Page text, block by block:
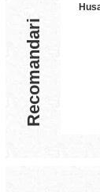
Recomandari